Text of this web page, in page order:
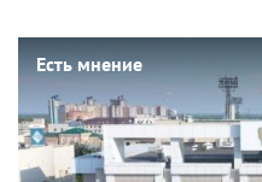
Есть мнение